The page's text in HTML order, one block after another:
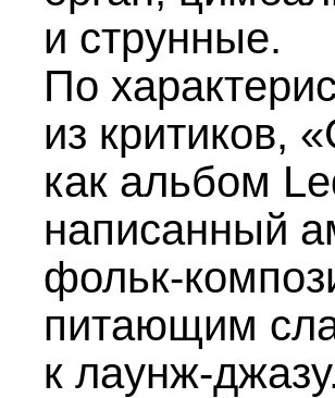
и струнные.
По
из критиков,
как альбом
написанный
фольк-
питающим
к лаунж-